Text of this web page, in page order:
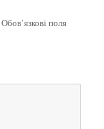
Обов’язкові поля